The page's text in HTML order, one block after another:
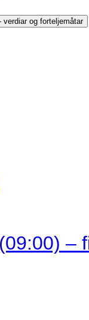
og forteljemåtar
–